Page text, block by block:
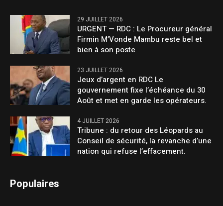
29 JUILLET 2026
URGENT — RDC : Le Procureur général
Firmin M’Vonde Mambu reste bel et
bien à son poste
23 JUILLET 2026
Jeux d’argent en RDC Le
gouvernement fixe l’échéance du 30
Août et met en garde les opérateurs.
4 JUILLET 2026
Tribune : du retour des Léopards au
Conseil de sécurité, la revanche d’une
nation qui refuse l’effacement.
Populaires